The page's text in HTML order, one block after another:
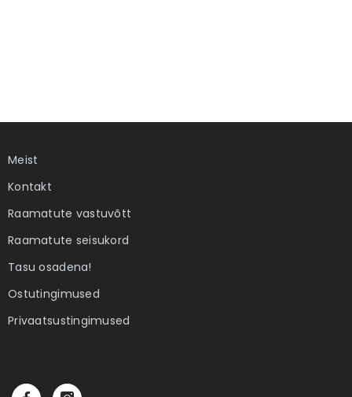
Meist
Kontakt
Raamatute vastuvõtt
Raamatute seisukord
Tasu osadena!
Ostutingimused
Privaatsustingimused